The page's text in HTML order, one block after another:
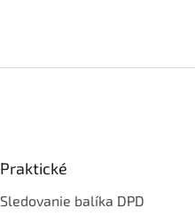
Praktické
Sledovanie balíka DPD